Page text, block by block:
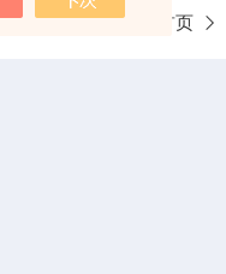
当前位置： 首页